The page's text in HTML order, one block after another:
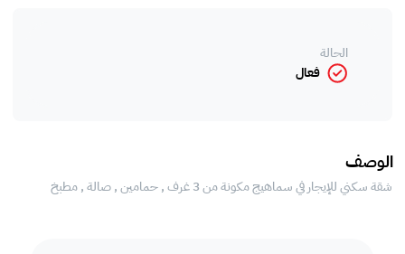
الحالة
فعال
الوصف
شقة سكني للإيجار في سماهيج مكونة من 3 غرف , حمامين , صالة , مطبخ